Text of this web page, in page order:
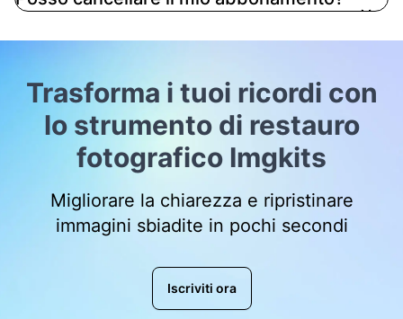
Trasforma i tuoi ricordi con
lo strumento di restauro
fotografico Imgkits
Migliorare la chiarezza e ripristinare
immagini sbiadite in pochi secondi
Iscriviti ora